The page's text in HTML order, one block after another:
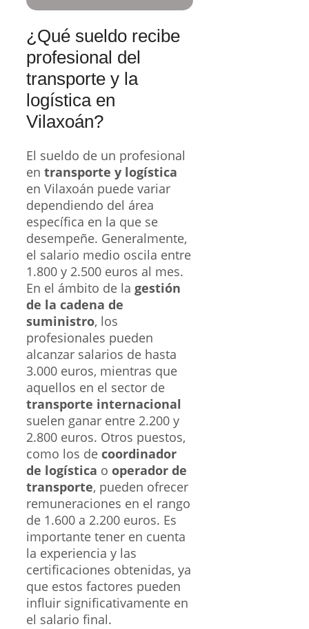
¿Qué sueldo recibe
profesional del
transporte y la
logística en
Vilaxoán?
El sueldo de un profesional
en transporte y logística
en Vilaxoán puede variar
dependiendo del área
específica en la que se
desempeñe. Generalmente,
el salario medio oscila entre
1.800 y 2.500 euros al mes.
En el ámbito de la gestión
de la cadena de
suministro, los
profesionales pueden
alcanzar salarios de hasta
3.000 euros, mientras que
aquellos en el sector de
transporte internacional
suelen ganar entre 2.200 y
2.800 euros. Otros puestos,
como los de coordinador
de logística o operador de
transporte, pueden ofrecer
remuneraciones en el rango
de 1.600 a 2.200 euros. Es
importante tener en cuenta
la experiencia y las
certificaciones obtenidas, ya
que estos factores pueden
influir significativamente en
el salario final.